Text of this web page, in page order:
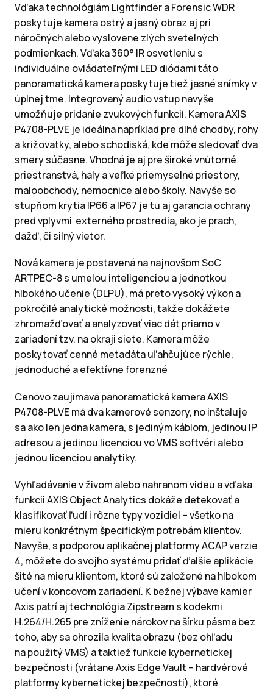
Vďaka technológiám Lightfinder a Forensic WDR
poskytuje kamera ostrý a jasný obraz aj pri
náročných alebo vyslovene zlých svetelných
podmienkach. Vďaka 360° IR osvetleniu s
individuálne ovládateľnými LED diódami táto
panoramatická kamera poskytuje tiež jasné snímky v
úplnej tme. Integrovaný audio vstup navyše
umožňuje pridanie zvukových funkcií. Kamera AXIS
P4708-PLVE je ideálna napríklad pre dlhé chodby, rohy
a križovatky, alebo schodiská, kde môže sledovať dva
smery súčasne. Vhodná je aj pre široké vnútorné
priestranstvá, haly a veľké priemyselné priestory,
maloobchody, nemocnice alebo školy. Navyše so
stupňom krytia IP66 a IP67 je tu aj garancia ochrany
pred vplyvmi externého prostredia, ako je prach,
dážď, či silný vietor.
Nová kamera je postavená na najnovšom SoC
ARTPEC-8 s umelou inteligenciou a jednotkou
hlbokého učenie (DLPU), má preto vysoký výkon a
pokročilé analytické možnosti, takže dokážete
zhromažďovať a analyzovať viac dát priamo v
zariadení tzv. na okraji siete. Kamera môže
poskytovať cenné metadáta uľahčujúce rýchle,
jednoduché a efektívne forenzné
Cenovo zaujímavá panoramatická kamera AXIS
P4708-PLVE má dvakamerové senzory, no inštaluje
sa ako len jedna kamera, s jediným káblom, jedinou IP
adresou a jedinou licenciou vo VMS softvéri alebo
jednou licenciou analytiky.
Vyhľadávanie v živom alebo nahranom videu a vďaka
funkcii AXIS Object Analytics dokáže detekovať a
klasifikovať ľudí i rôzne typy vozidiel – všetko na
mieru konkrétnymšpecifickým potrebám klientov.
Navyše, s podporou aplikačnej platformy ACAP verzie
4, môžete do svojho systému pridať ďalšie aplikácie
šité na mieru klientom, ktoré sú založené nahlbokom
učení v koncovom zariadení. K bežnej výbave kamier
Axis patrí aj technológia Zipstream s kodekmi
H.264/H.265 pre zníženie nárokov na šírku pásma bez
toho, aby sa ohrozila kvalita obrazu (bez ohľadu
napoužitý VMS) a taktiež funkcie kybernetickej
bezpečnosti (vrátane Axis Edge Vault – hardvérové
platformy kybernetickej bezpečnosti), ktoré